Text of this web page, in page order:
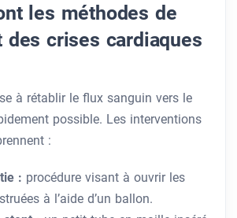
les méthodes de
des crises cardiaques
à rétablir le flux sanguin vers le
possible. Les interventions
:
: procédure visant à ouvrir les
à l’aide d’un ballon.